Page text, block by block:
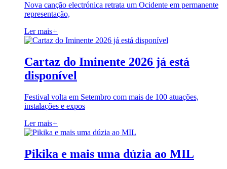
Nova canção electrónica retrata um Ocidente em permanente
representação,
Ler mais+
Cartaz do Iminente 2026 já está
disponível
Festival volta em Setembro com mais de 100 atuações,
instalações e expos
Ler mais+
Pikika e mais uma dúzia ao MIL